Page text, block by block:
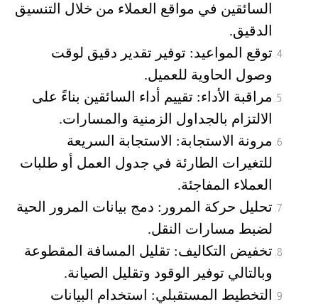
السائقين في مواقع العملاء من خلال التنسيق
الدقيق.
توقع المواعيد: توفير تقدير دقيق لوقت
وصول الحاوية للعميل.
مراقبة الأداء: تقييم أداء السائقين بناءً على
الالتزام بالجداول الزمنية والمسارات.
مرونة الاستجابة: الاستجابة السريعة
للتغيرات الطارئة في جدول العمل أو طلبات
العملاء المفاجئة.
تحليل حركة المرور : دمج بيانات المرور الحية
لضبط مسارات النقل.
تخفيض التكاليف: تقليل المسافة المقطوعة
وبالتالي توفير الوقود وتقليل الصيانة.
التخطيط المستقبلي: استخدام البيانات